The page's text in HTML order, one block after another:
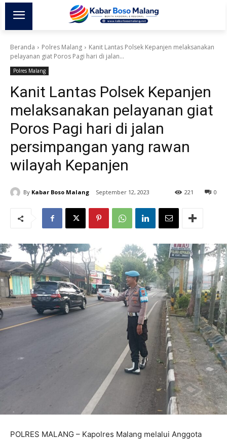
Beranda Polres Malang
Kanit Lantas Polsek Kepanjen melaksanakan
pelayanan giat Poros Pagi hari di jalan...
Polres Malang
Kanit Lantas Polsek Kepanjen
melaksanakan pelayanan giat
Poros Pagi hari di jalan
persimpangan yang rawan
wilayah Kepanjen
By Kabar Boso Malang September 12, 2023 0
221
POLRES MALANG – Kapolres Malang melalui Anggota